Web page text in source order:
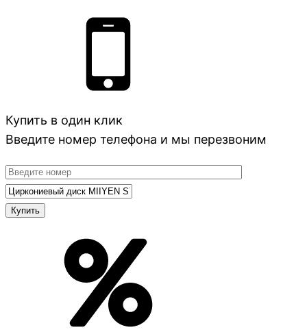
Купить в один клик
Введите номер телефона и мы перезвоним